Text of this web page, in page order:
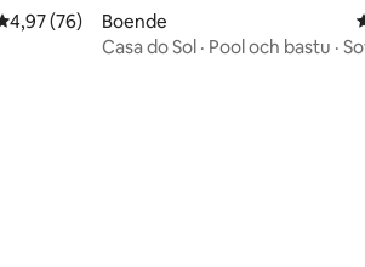
av 5 i genomsnittligt betyg, 76
4,97 (76)
Boende
Casa do Sol · Pool och bastu ·